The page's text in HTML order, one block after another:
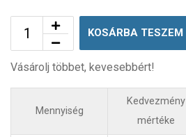
KOSÁRBA TESZEM
Vásárolj többet, kevesebbért!
Mennyiség
Kedvezmény
mértéke